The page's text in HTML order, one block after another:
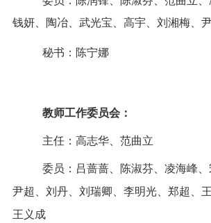
钱妍、陶冶、武光宝、高宇、刘湘梅、
秘书：陈宁娜
教师工作委员会 ：
主任：高志华、范曲立
委员：吕蔷蔷 、陈淑芬、凌海峰
尹超、刘丹、刘瑞卿、李明光、郑超、
王义成